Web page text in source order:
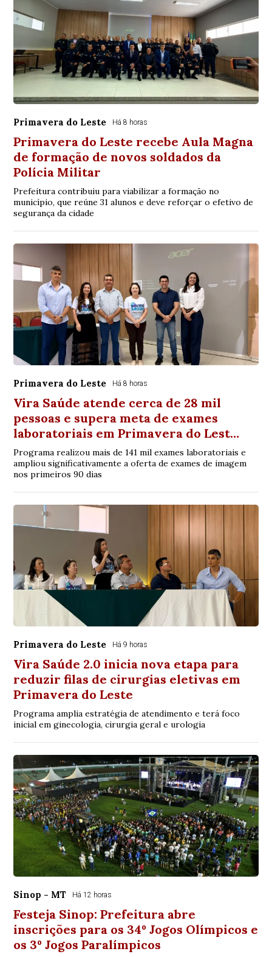
Primavera do Leste Há 8 horas
Primavera do Leste recebe Aula Magna
de formação de novos soldados da
Polícia Militar
Prefeitura contribuiu para viabilizar a formação no
município, que reúne 31 alunos e deve reforçar o efetivo de
segurança da cidade
Primavera do Leste Há 8 horas
Vira Saúde atende cerca de 28 mil
pessoas e supera meta de exames
laboratoriais em Primavera do Lest…
Programa realizou mais de 141 mil exames laboratoriais e
ampliou significativamente a oferta de exames de imagem
nos primeiros 90 dias
Primavera do Leste Há 9 horas
Vira Saúde 2.0 inicia nova etapa para
reduzir filas de cirurgias eletivas em
Primavera do Leste
Programa amplia estratégia de atendimento e terá foco
inicial em ginecologia, cirurgia geral e urologia
Sinop - MT Há 12 horas
Festeja Sinop: Prefeitura abre
inscrições para os 34º Jogos Olímpicos e
os 3º Jogos Paralímpicos